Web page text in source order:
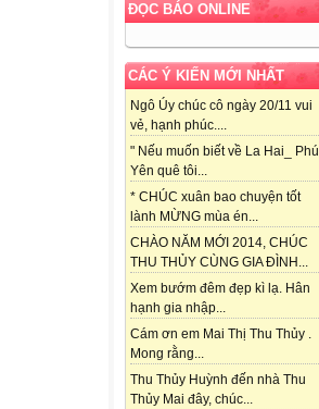
ĐỌC BÁO ONLINE
CÁC Ý KIẾN MỚI NHẤT
Ngô Úy chúc cô ngày 20/11 vui
vẻ, hạnh phúc....
" Nếu muốn biết về La Hai_ Phú
Yên quê tôi...
* CHÚC xuân bao chuyện tốt
lành MỪNG mùa én...
CHÀO NĂM MỚI 2014, CHÚC
THU THỦY CÙNG GIA ĐÌNH...
Xem bướm đêm đẹp kì lạ. Hân
hạnh gia nhập...
Cám ơn em Mai Thị Thu Thủy .
Mong rằng...
Thu Thủy Huỳnh đến nhà Thu
Thủy Mai đây, chúc...